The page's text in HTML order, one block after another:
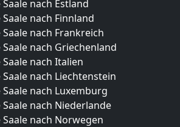
nach Estland
nach Finnland
nach Frankreich
nach Griechenland
nach Italien
nach Liechtenstein
nach Luxemburg
nach Niederlande
nach Norwegen